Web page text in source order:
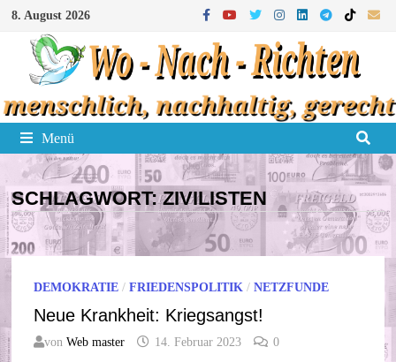
Zum
Inhalt
springen
8. August 2026
Menü
SCHLAGWORT:ZIVILISTEN
DEMOKRATIE /FRIEDENSPOLITIK /NETZFUNDE
Neue Krankheit: Kriegsangst!
vonWeb master 14. Februar 2023 0